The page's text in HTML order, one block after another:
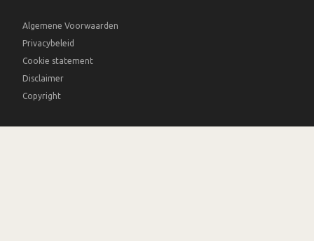
Algemene Voorwaarden
Privacybeleid
Cookie statement
Disclaimer
Copyright